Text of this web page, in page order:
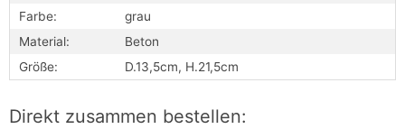
Farbe:
grau
Material:
Beton
Größe:
D.13,5cm, H.21,5cm
Direkt zusammen bestellen: